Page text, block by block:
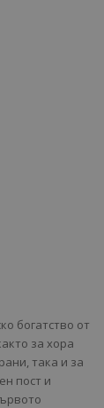
богатство от
за хора
така и за
пост и